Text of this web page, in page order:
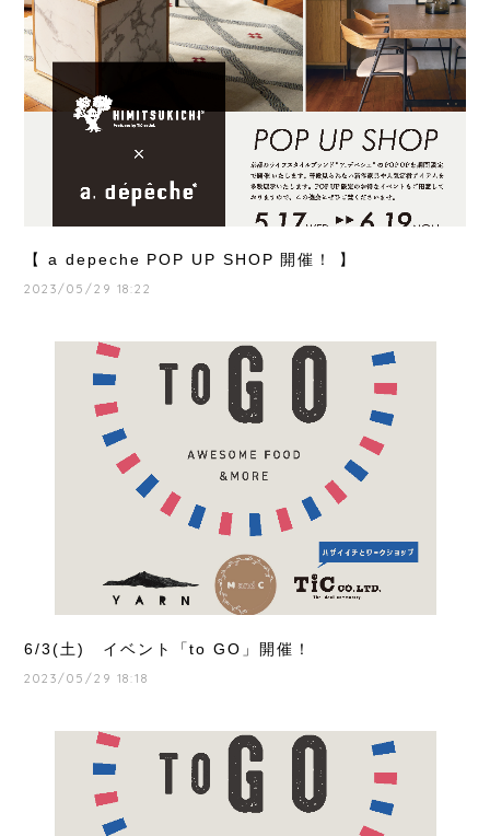
【 a depeche POP UP SHOP 開催！ 】
2023/05/29 18:22
6/3(土) イベント「to GO」開催！
2023/05/29 18:18